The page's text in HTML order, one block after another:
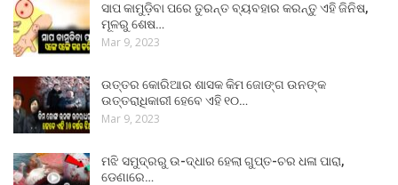
ସାପ କାମୁଡ଼ିବା ପରେ ତୁରନ୍ତ ବ୍ୟବହାର କରନ୍ତୁ ଏହି ଜିନିଷ,
ମୂଳରୁ ଶେଷ…
Mar 9, 2023
ଉତ୍ତର କୋରିଆର ଶାସକ କିମ ଜୋଙ୍ଗ ଉନଙ୍କ
ଉତ୍ତରାଧିକାରୀ ହେବେ ଏହି ୧୦…
Mar 9, 2023
ମଝି ସମୁଦ୍ରରୁ ଉ-ଦ୍ଧାର ହେଲା ଗୁପ୍ତ-ଚର ଧଳା ପାରା,
ଡେଣାରେ…